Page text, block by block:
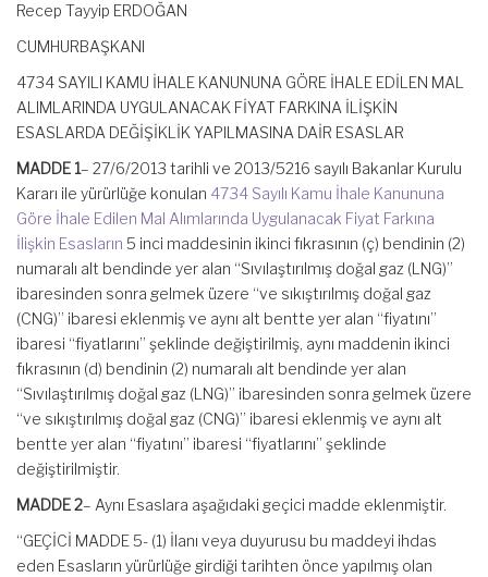
Recep Tayyip ERDOĞAN
CUMHURBAŞKANI
4734 SAYILI KAMU İHALE KANUNUNA GÖRE İHALE EDİLEN MAL
ALIMLARINDA UYGULANACAK FİYAT FARKINA İLİŞKİN
ESASLARDA DEĞİŞİKLİK YAPILMASINA DAİR ESASLAR
MADDE 1– 27/6/2013 tarihli ve 2013/5216 sayılı Bakanlar Kurulu
Kararı ile yürürlüğe konulan 4734 Sayılı Kamu İhale Kanununa
Göre İhale Edilen Mal Alımlarında Uygulanacak Fiyat Farkına
İlişkin Esasların 5 inci maddesinin ikinci fıkrasının (ç) bendinin (2)
numaralı alt bendinde yer alan “Sıvılaştırılmış doğal gaz (LNG)”
ibaresinden sonra gelmek üzere “ve sıkıştırılmış doğal gaz
(CNG)” ibaresi eklenmiş ve aynı alt bentte yer alan “fiyatını”
ibaresi “fiyatlarını” şeklinde değiştirilmiş, aynı maddenin ikinci
fıkrasının (d) bendinin (2) numaralı alt bendinde yer alan
“Sıvılaştırılmış doğal gaz (LNG)” ibaresinden sonra gelmek üzere
“ve sıkıştırılmış doğal gaz (CNG)” ibaresi eklenmiş ve aynı alt
bentte yer alan “fiyatını” ibaresi “fiyatlarını” şeklinde
değiştirilmiştir.
MADDE 2– Aynı Esaslara aşağıdaki geçici madde eklenmiştir.
“GEÇİCİ MADDE 5- (1) İlanı veya duyurusu bu maddeyi ihdas
eden Esasların yürürlüğe girdiği tarihten önce yapılmış olan